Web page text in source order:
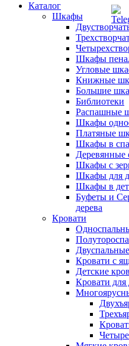
Каталог
Шкафы
Шкафы
Угловые
Книжные
Большие
Библиотеки
Распашные
Шкафы
Платяные
Шкафы в
Деревянные
Шкафы с
Шкафы для
Шкафы в
Буфеты и
дерева
Кровати
Кровати с
Детские
Кровати для